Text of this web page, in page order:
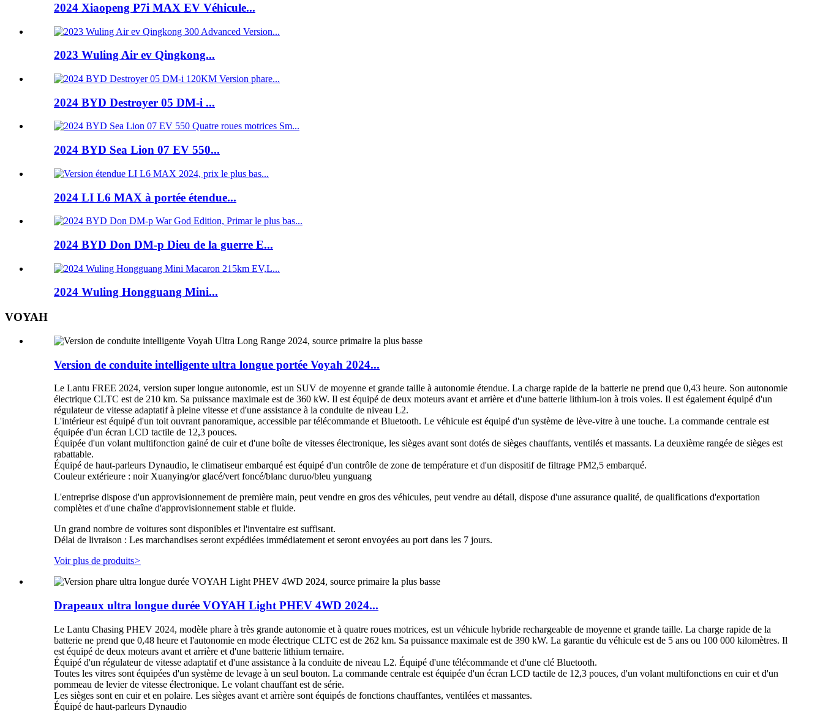
2024 Xiaopeng P7i MAX EV Véhicule...
2023 Wuling Air ev Qingkong...
2024 BYD Destroyer 05 DM-i ...
2024 BYD Sea Lion 07 EV 550...
2024 LI L6 MAX à portée étendue...
2024 BYD Don DM-p Dieu de la guerre E...
2024 Wuling Hongguang Mini...
VOYAH
Version de conduite intelligente ultra longue portée Voyah 2024...
Le Lantu FREE 2024, version super longue autonomie, est un SUV de moyenne et grande taille à autonomie étendue. La charge rapide de la batterie ne prend que 0,43 heure. Son autonomie
électrique CLTC est de 210 km. Sa puissance maximale est de 360 ​​kW. Il est équipé de deux moteurs avant et arrière et d'une batterie lithium-ion à trois voies. Il est également équipé d'un
régulateur de vitesse adaptatif à pleine vitesse et d'une assistance à la conduite de niveau L2.
L'intérieur est équipé d'un toit ouvrant panoramique, accessible par télécommande et Bluetooth. Le véhicule est équipé d'un système de lève-vitre à une touche. La commande centrale est
équipée d'un écran LCD tactile de 12,3 pouces.
Équipée d'un volant multifonction gainé de cuir et d'une boîte de vitesses électronique, les sièges avant sont dotés de sièges chauffants, ventilés et massants. La deuxième rangée de sièges est
rabattable.
Équipé de haut-parleurs Dynaudio, le climatiseur embarqué est équipé d'un contrôle de zone de température et d'un dispositif de filtrage PM2,5 embarqué.
Couleur extérieure : noir Xuanying/or glacé/vert foncé/blanc duruo/bleu yunguang
L'entreprise dispose d'un approvisionnement de première main, peut vendre en gros des véhicules, peut vendre au détail, dispose d'une assurance qualité, de qualifications d'exportation
complètes et d'une chaîne d'approvisionnement stable et fluide.
Un grand nombre de voitures sont disponibles et l'inventaire est suffisant.
Délai de livraison : Les marchandises seront expédiées immédiatement et seront envoyées au port dans les 7 jours.
Voir plus de produits>
Drapeaux ultra longue durée VOYAH Light PHEV 4WD 2024...
Le Lantu Chasing PHEV 2024, modèle phare à très grande autonomie et à quatre roues motrices, est un véhicule hybride rechargeable de moyenne et grande taille. La charge rapide de la
batterie ne prend que 0,48 heure et l'autonomie en mode électrique CLTC est de 262 km. Sa puissance maximale est de 390 kW. La garantie du véhicule est de 5 ans ou 100 000 kilomètres. Il
est équipé de deux moteurs avant et arrière et d'une batterie lithium ternaire.
Équipé d'un régulateur de vitesse adaptatif et d'une assistance à la conduite de niveau L2. Équipé d'une télécommande et d'une clé Bluetooth.
Toutes les vitres sont équipées d'un système de levage à un seul bouton. La commande centrale est équipée d'un écran LCD tactile de 12,3 pouces, d'un volant multifonctions en cuir et d'un
pommeau de levier de vitesse électronique. Le volant chauffant est de série.
Les sièges sont en cuir et en polaire. Les sièges avant et arrière sont équipés de fonctions chauffantes, ventilées et massantes.
Équipé de haut-parleurs Dynaudio